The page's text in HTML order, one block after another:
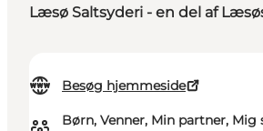
Læsø Saltsyderi - en del af
Besøg hjemmeside
Børn, Venner, Min partner, Mig